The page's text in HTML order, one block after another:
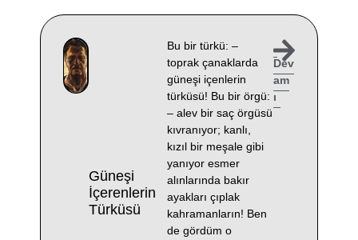
Güneşi
İçerenlerin
Türküsü
Bu bir türkü: –
toprak çanaklarda
güneşi içenlerin
türküsü! Bu bir örgü:
– alev bir saç örgüsü
kıvranıyor; kanlı,
kızıl bir meşale gibi
yanıyor esmer
alınlarında bakır
ayakları çıplak
kahramanların! Ben
de gördüm o
Dev
am
ı